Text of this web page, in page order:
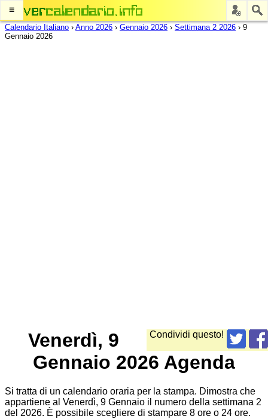
≡
Calendario Italiano › Anno 2026 › Gennaio 2026 › Settimana 2 2026 › 9
Gennaio 2026
Condividi questo!
Venerdì, 9
Gennaio 2026 Agenda
Si tratta di un calendario oraria per la stampa. Dimostra che
appartiene al Venerdì, 9 Gennaio il numero della settimana 2
del 2026. È possibile scegliere di stampare 8 ore o 24 ore.